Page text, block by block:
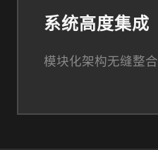
系统高度集成
模块化架构无缝整合